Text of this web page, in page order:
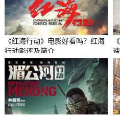
《红海行动》电影好看吗？红海
行动影评及简介